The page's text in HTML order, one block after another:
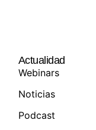
Actualidad
Webinars
Noticias
Podcast